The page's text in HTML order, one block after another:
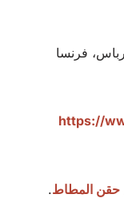
https://
المطاط.